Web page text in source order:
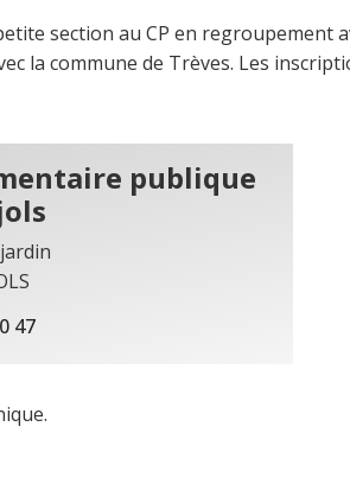
section au CP en regroupement
la commune de Trèves. Les
publique
47